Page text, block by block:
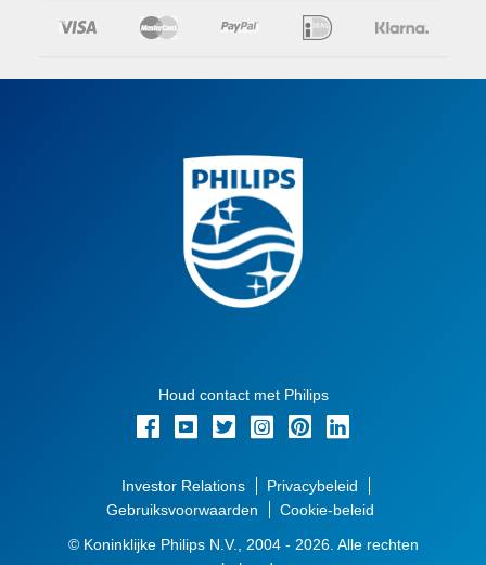
Houd contact met Philips
Investor Relations
Privacybeleid
Gebruiksvoorwaarden
Cookie-beleid
© Koninklijke Philips N.V., 2004 - 2026. Alle rechten